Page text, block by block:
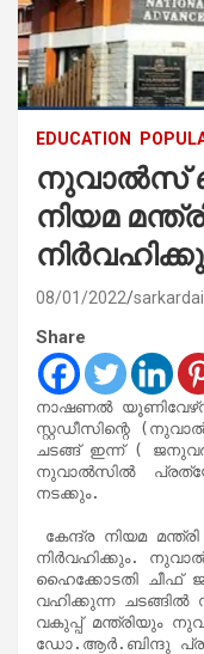
EDUCATION
നുവാല്‍സ്
നിയമ
08/01/2022
Share
നാഷണല്‍ യൂണിവേഴ്‌സിറ്റി ഓഫ് അഡ്വാന്‍സ്ഡ് ലീഗല്‍
സ്റ്റഡീസിന്റെ
ചടങ്ങ് ഇന്ന് (
നുവാല്‍സില്‍
നടക്കും.
നിര്‍വഹിക്കും.
ഹൈക്കോടതി ചീഫ്
വഹിക്കുന്ന
വകുപ്പ് മന്ത്രിയും
ഡോ.ആര്‍.ബിന്ദു